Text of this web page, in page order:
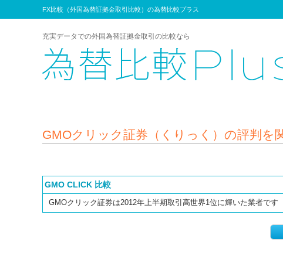
FX比較（外国為替証拠金取引比較）の為替比較プラス
充実データでの外国為替証拠金取引の比較なら
GMOクリック証券（くりっく）の評判を
GMO CLICK 比較
GMOクリック証券は2012年上半期取引高世界1位に輝いた業者です